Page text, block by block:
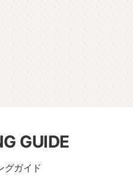
GUIDE
グガイド